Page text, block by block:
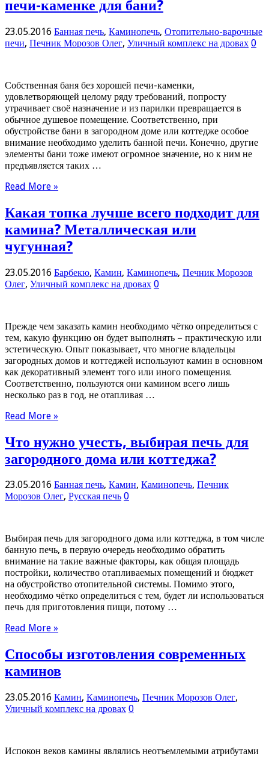
печи-каменке для бани?
23.05.2016 Банная печь, Каминопечь, Отопительно-варочные
печи, Печник Морозов Олег, Уличный комплекс на дровах 0
Собственная баня без хорошей печи-каменки,
удовлетворяющей целому ряду требований, попросту
утрачивает своё назначение и из парилки превращается в
обычное душевое помещение. Соответственно, при
обустройстве бани в загородном доме или коттедже особое
внимание необходимо уделить банной печи. Конечно, другие
элементы бани тоже имеют огромное значение, но к ним не
предъявляется таких …
Read More »
Какая топка лучше всего подходит для
камина? Металлическая или
чугунная?
23.05.2016 Барбекю, Камин, Каминопечь, Печник Морозов
Олег, Уличный комплекс на дровах 0
Прежде чем заказать камин необходимо чётко определиться с
тем, какую функцию он будет выполнять – практическую или
эстетическую. Опыт показывает, что многие владельцы
загородных домов и коттеджей используют камин в основном
как декоративный элемент того или иного помещения.
Соответственно, пользуются они камином всего лишь
несколько раз в год, не отапливая …
Read More »
Что нужно учесть, выбирая печь для
загородного дома или коттеджа?
23.05.2016 Банная печь, Камин, Каминопечь, Печник
Морозов Олег, Русская печь 0
Выбирая печь для загородного дома или коттеджа, в том числе
банную печь, в первую очередь необходимо обратить
внимание на такие важные факторы, как общая площадь
постройки, количество отапливаемых помещений и бюджет
на обустройство отопительной системы. Помимо этого,
необходимо чётко определиться с тем, будет ли использоваться
печь для приготовления пищи, потому …
Read More »
Способы изготовления современных
каминов
23.05.2016 Камин, Каминопечь, Печник Морозов Олег,
Уличный комплекс на дровах 0
Испокон веков камины являлись неотъемлемыми атрибутами